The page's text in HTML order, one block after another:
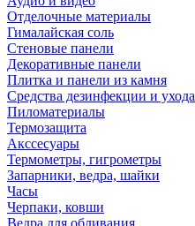
Отделочные материалы
Гималайская соль
Стеновые панели
Декоративные панели
Плитка и панели из камня
Средства дезинфекции и ухода
Пиломатериалы
Термозащита
Аксcесуары
Термометры, гигрометры
Запарники, ведра, шайки
Часы
Черпаки, ковши
Ведра для обливания